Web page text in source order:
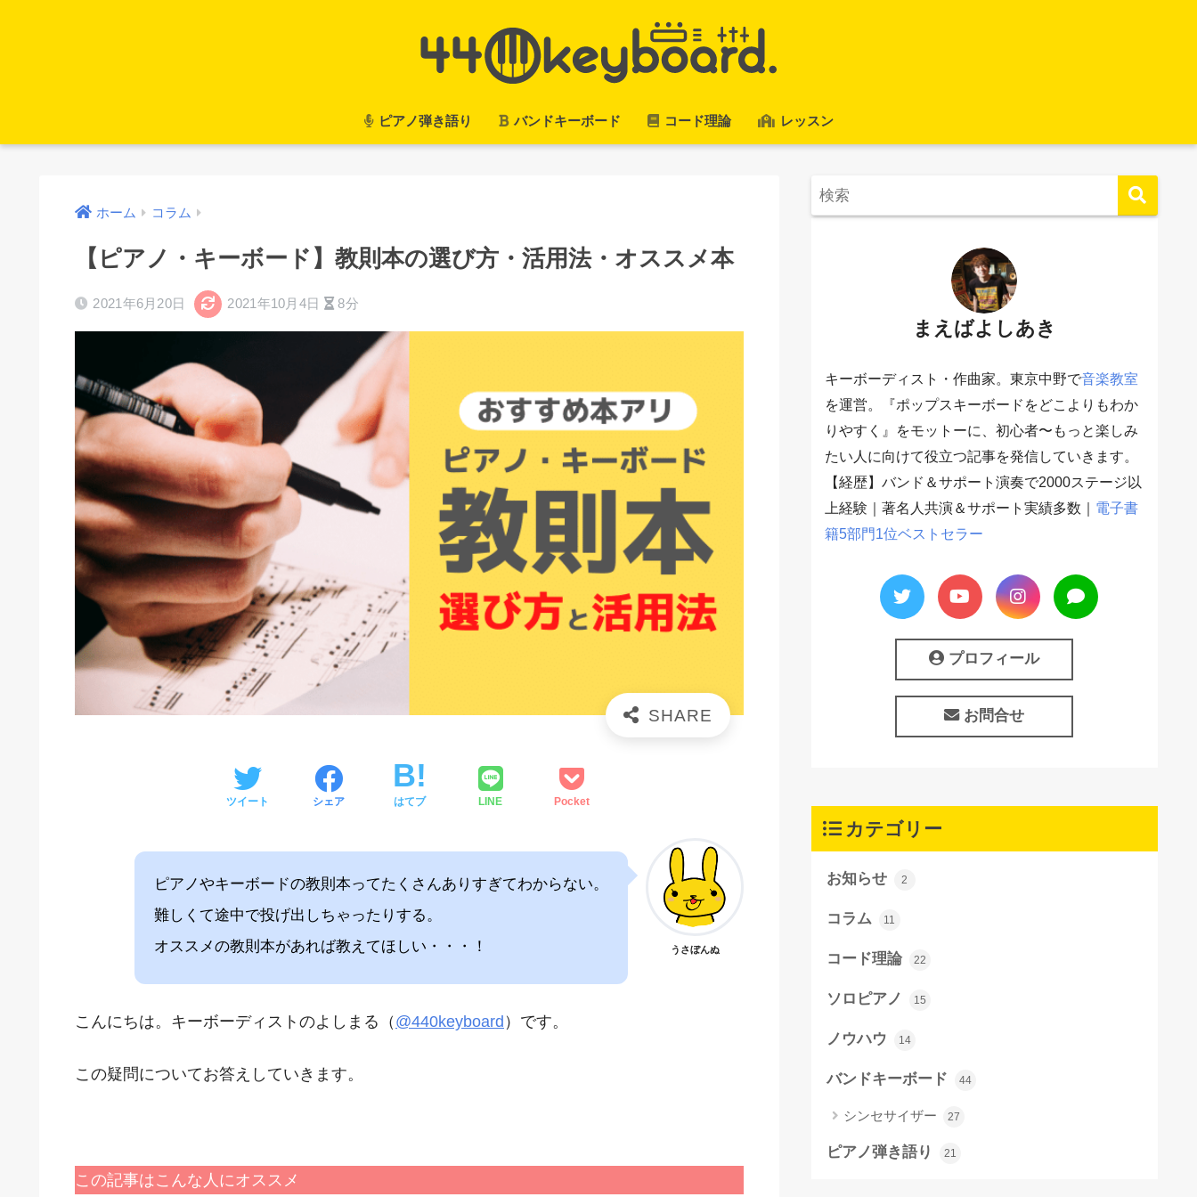
ピアノ弾き語り バンドキーボード コード理論 レッスン
ホーム コラム
【ピアノ・キーボード】教則本の選び方・活用法・オススメ本
2021年6月20日 2021年10月4日 8分
ツイート シェア はてブ LINE Pocket
ピアノやキーボードの教則本ってたくさんありすぎてわからない。
難しくて途中で投げ出しちゃったりする。
オススメの教則本があれば教えてほしい・・・！
うさぼんぬ
こんにちは。キーボーディストのよしまる（ @440keyboard ）です。
この疑問についてお答えしていきます。
この記事はこんな人にオススメ
まえばよしあき
キーボーディスト・作曲家。東京中野で音楽教室
を運営。『ポップスキーボードをどこよりもわか
りやすく』をモットーに、初心者〜もっと楽しみ
たい人に向けて役立つ記事を発信していきます。
【経歴】バンド＆サポート演奏で2000ステージ以
上経験｜著名人共演＆サポート実績多数｜ 電子書
籍5部門1位ベストセラー
プロフィール
お問合せ
カテゴリー
お知らせ 2
コラム 11
コード理論 22
ソロピアノ 15
ノウハウ 14
バンドキーボード 44
シンセサイザー 27
ピアノ弾き語り 21